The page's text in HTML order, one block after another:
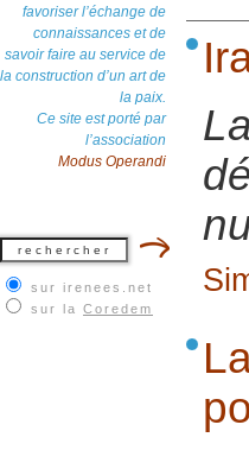
favoriser l’échange de
connaissances et de
savoir faire au service de
la construction d’un art de
la paix.
Ce site est porté par
l’association
Modus Operandi
sur irenees.net
sur la Coredem